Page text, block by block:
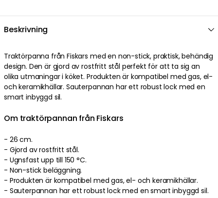
Beskrivning
Traktörpanna från Fiskars med en non-stick, praktisk, behändig
design. Den är gjord av rostfritt stål perfekt för att ta sig an
olika utmaningar i köket. Produkten är kompatibel med gas, el-
och keramikhällar. Sauterpannan har ett robust lock med en
smart inbyggd sil.
Om traktörpannan från Fiskars
- 26 cm.
- Gjord av rostfritt stål.
- Ugnsfast upp till 150 °C.
- Non-stick beläggning.
- Produkten är kompatibel med gas, el- och keramikhällar.
- Sauterpannan har ett robust lock med en smart inbyggd sil.